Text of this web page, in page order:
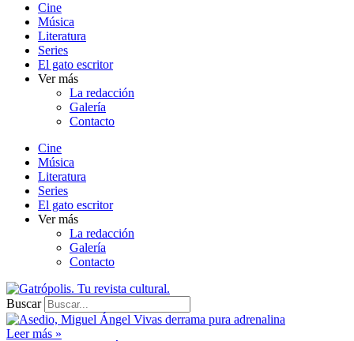
Cine
Música
Literatura
Series
El gato escritor
Ver más
La redacción
Galería
Contacto
Cine
Música
Literatura
Series
El gato escritor
Ver más
La redacción
Galería
Contacto
Buscar
Leer más »